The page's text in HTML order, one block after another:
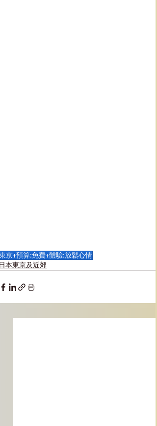
京+預算:免費+體驗:放鬆心情
本東京及近郊